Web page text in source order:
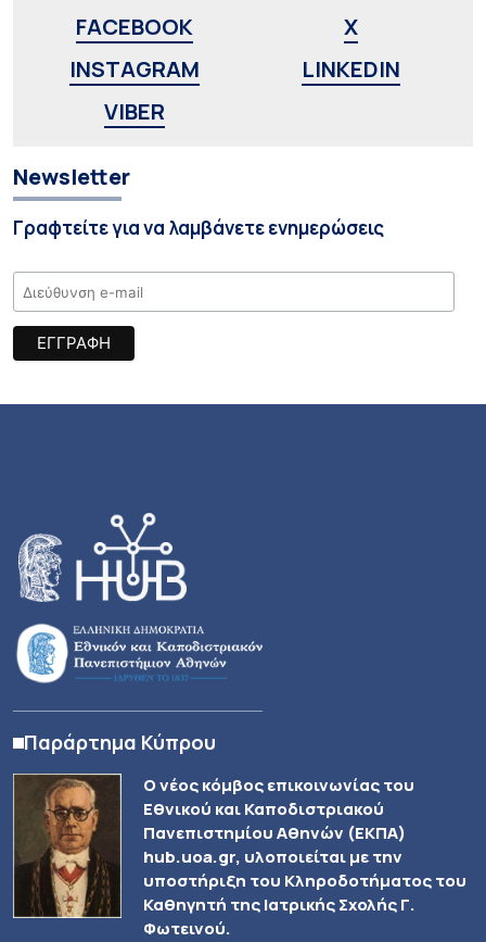
FACEBOOK
X
INSTAGRAM
LINKEDIN
VIBER
Newsletter
Γραφτείτε για να λαμβάνετε ενημερώσεις
Παράρτημα Κύπρου
Ο νέος κόμβος επικοινωνίας του
Εθνικού και Καποδιστριακού
Πανεπιστημίου Αθηνών (ΕΚΠΑ)
hub.uoa.gr, υλοποιείται με την
υποστήριξη του Κληροδοτήματος του
Καθηγητή της Ιατρικής Σχολής Γ.
Φωτεινού.